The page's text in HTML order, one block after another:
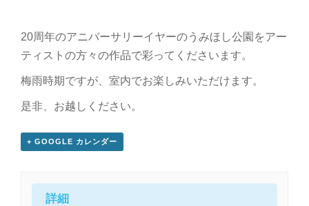
20周年のアニバーサリーイヤーのうみほし公園をアー
ティストの方々の作品で彩ってくださいます。
梅雨時期ですが、室内でお楽しみいただけます。
是非、お越しください。
+ GOOGLE カレンダー
詳細